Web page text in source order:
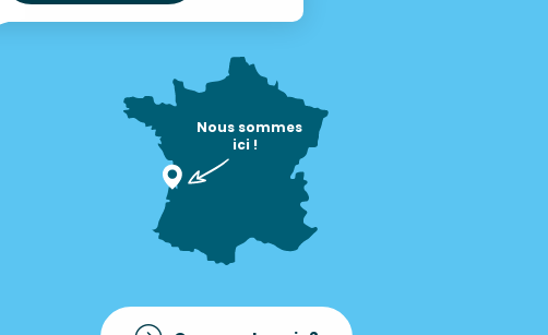
Nous sommes
ici !